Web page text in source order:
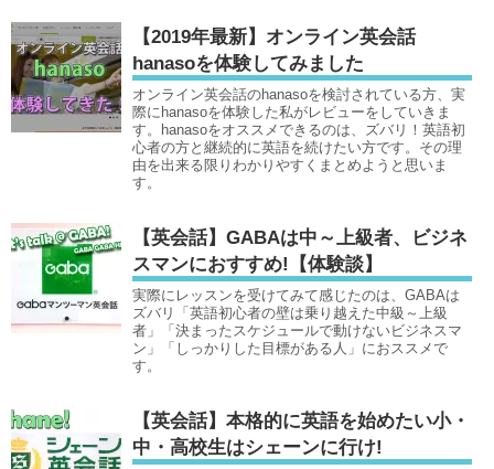
【2019年最新】オンライン英会話
hanasoを体験してみました
オンライン英会話のhanasoを検討されている方、実
際にhanasoを体験した私がレビューをしていきま
す。hanasoをオススメできるのは、ズバリ！英語初
心者の方と継続的に英語を続けたい方です。その理
由を出来る限りわかりやすくまとめようと思いま
す。
【英会話】GABAは中～上級者、ビジネ
スマンにおすすめ!【体験談】
実際にレッスンを受けてみて感じたのは、GABAは
ズバリ「英語初心者の壁は乗り越えた中級～上級
者」「決まったスケジュールで動けないビジネスマ
ン」「しっかりした目標がある人」におススメで
す。
【英会話】本格的に英語を始めたい小・
中・高校生はシェーンに行け!